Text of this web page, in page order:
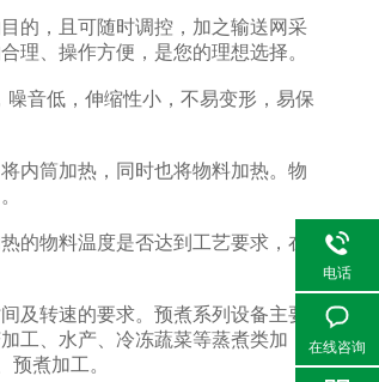
的，且可随时调控，加之输送网采
理、操作方便，是您的理想选择。
音低，伸缩性小，不易变形，易保
内筒加热，同时也将物料加热。物
物料温度是否达到工艺要求，在
及转速的要求。预煮系列设备主要
工、水产、冷冻蔬菜等蒸煮类加
煮加工。
电话
在线咨询